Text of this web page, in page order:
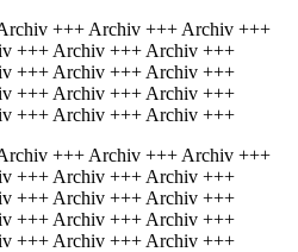
+++ Archiv +++ Archiv +++
+++ Archiv +++ Archiv +++
+++ Archiv +++ Archiv +++
+++ Archiv +++ Archiv +++
+++ Archiv +++ Archiv +++
+++ Archiv +++ Archiv +++
+++ Archiv +++ Archiv +++
+++ Archiv +++ Archiv +++
+++ Archiv +++ Archiv +++
+++ Archiv +++ Archiv +++